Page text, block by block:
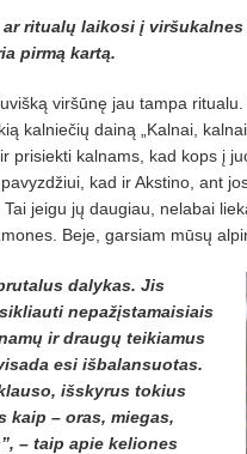
ritualų laikosi į
pirmą kartą.
viršūnę jau tampa
kalniečių dainą „Kalnai,
prisiekti kalnams, kad kops į
kad ir Akstino, ant
jeigu jų daugiau, nelabai
Beje, garsiam mūsų
dalykas. Jis
nepažįstamaisiais
ir draugų teikiamus
esi išbalansuotas.
išskyrus tokius
kaip – oras, miegas,
– taip apie keliones